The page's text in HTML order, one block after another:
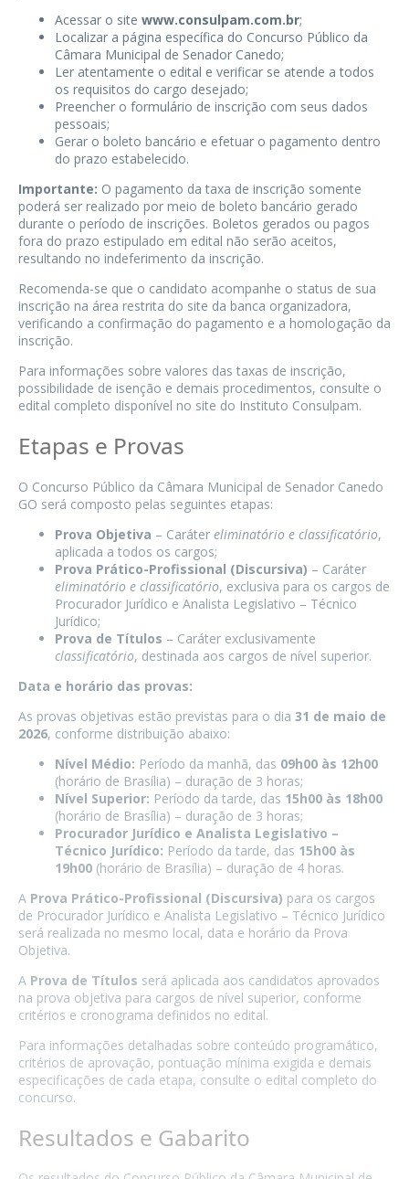
Acessar o site www.consulpam.com.br;
Localizar a página específica do Concurso Público da
Câmara Municipal de Senador Canedo;
Ler atentamente o edital e verificar se atende a todos
os requisitos do cargo desejado;
Preencher o formulário de inscrição com seus dados
pessoais;
Gerar o boleto bancário e efetuar o pagamento dentro
do prazo estabelecido.
Importante: O pagamento da taxa de inscrição somente
poderá ser realizado por meio de boleto bancário gerado
durante o período de inscrições. Boletos gerados ou pagos
fora do prazo estipulado em edital não serão aceitos,
resultando no indeferimento da inscrição.
Recomenda-se que o candidato acompanhe o status de sua
inscrição na área restrita do site da banca organizadora,
verificando a confirmação do pagamento e a homologação da
inscrição.
Para informações sobre valores das taxas de inscrição,
possibilidade de isenção e demais procedimentos, consulte o
edital completo disponível no site do Instituto Consulpam.
Etapas e Provas
O Concurso Público da Câmara Municipal de Senador Canedo
GO será composto pelas seguintes etapas:
Prova Objetiva – Caráter eliminatório e classificatório,
aplicada a todos os cargos;
Prova Prático-Profissional (Discursiva) – Caráter
eliminatório e classificatório, exclusiva para os cargos de
Procurador Jurídico e Analista Legislativo – Técnico
Jurídico;
Prova de Títulos – Caráter exclusivamente
classificatório, destinada aos cargos de nível superior.
Data e horário das provas:
As provas objetivas estão previstas para o dia 31 de maio de
2026, conforme distribuição abaixo:
Nível Médio: Período da manhã, das 09h00 às 12h00
(horário de Brasília) – duração de 3 horas;
Nível Superior: Período da tarde, das 15h00 às 18h00
(horário de Brasília) – duração de 3 horas;
Procurador Jurídico e Analista Legislativo –
Técnico Jurídico: Período da tarde, das 15h00 às
19h00 (horário de Brasília) – duração de 4 horas.
A Prova Prático-Profissional (Discursiva) para os cargos
de Procurador Jurídico e Analista Legislativo – Técnico Jurídico
será realizada no mesmo local, data e horário da Prova
Objetiva.
A Prova de Títulos será aplicada aos candidatos aprovados
na prova objetiva para cargos de nível superior, conforme
critérios e cronograma definidos no edital.
Para informações detalhadas sobre conteúdo programático,
critérios de aprovação, pontuação mínima exigida e demais
especificações de cada etapa, consulte o edital completo do
concurso.
Resultados e Gabarito